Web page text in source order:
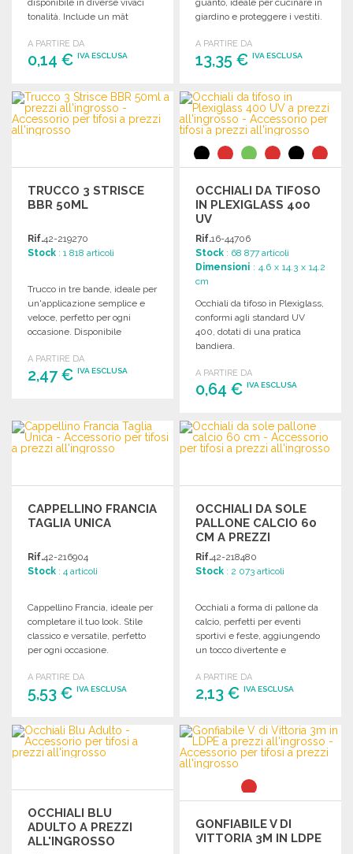
disponibile in diverse vivaci
tonalità. Include un mât
A PARTIRE DA
0,14 € IVA ESCLUSA
ORDINARE
Richiedi un preventivo
guanto, ideale per cucinare in
giardino e proteggere i vestiti.
A PARTIRE DA
13,35 €IVA ESCLUSA
ORDINARE
Richiedi un preventivo
TRUCCO 3 STRISCE
BBR 50ML
Rif.42-219270
Stock : 1 818 articoli
Trucco in tre bande, ideale per
un'applicazione semplice e
veloce, perfetto per ogni
occasione. Disponibile
A PARTIRE DA
2,47 € IVA ESCLUSA
Richiedi un preventivo
OCCHIALI DA TIFOSO
IN PLEXIGLASS 400
UV
Rif.16-44706
Stock : 68 877 articoli
Dimensioni : 4.6 x 14.3 x 14.2
cm
Occhiali da tifoso in Plexiglass,
conformi agli standard UV
400, dotati di una pratica
bandiera.
A PARTIRE DA
0,64 €IVA ESCLUSA
ORDINARE
Richiedi un preventivo
CAPPELLINO FRANCIA
TAGLIA UNICA
Rif.42-216904
Stock : 4 articoli
Cappellino Francia, ideale per
completare il tuo look. Stile
classico e versatile, perfetto
per ogni occasione.
A PARTIRE DA
5,53 € IVA ESCLUSA
ORDINARE
Richiedi un preventivo
OCCHIALI DA SOLE
PALLONE CALCIO 60
CM A PREZZI
ALL'INGROSSO
Rif.42-218480
Stock : 2 073 articoli
Occhiali a forma di pallone da
calcio, perfetti per eventi
sportivi e feste, aggiungendo
un tocco divertente e
A PARTIRE DA
2,13 €IVA ESCLUSA
ORDINARE
Richiedi un preventivo
OCCHIALI BLU
ADULTO A PREZZI
ALL'INGROSSO
GONFIABILE V DI
VITTORIA 3M IN LDPE